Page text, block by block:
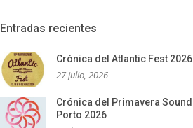
Entradas recientes
Crónica del Atlantic Fest 2026
27 julio, 2026
Crónica del Primavera Sound
Porto 2026